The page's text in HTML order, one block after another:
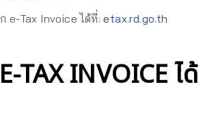
e-Tax Invoice ได้ที่:etax.rd.go.th
TAX INVOICE ได้